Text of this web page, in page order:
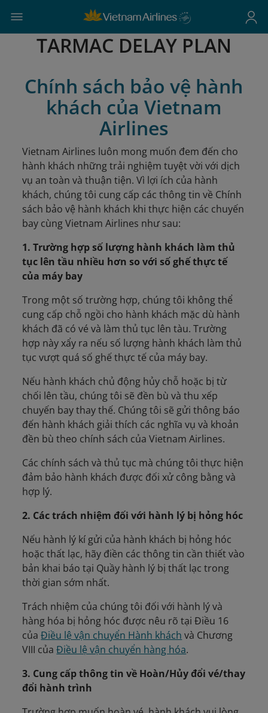
TARMAC DELAY PLAN
Chính sách bảo vệ hành
khách của Vietnam
Airlines
Vietnam Airlines luôn mong muốn đem đến cho
hành khách những trải nghiệm tuyệt vời với dịch
vụ an toàn và thuận tiện. Vì lợi ích của hành
khách, chúng tôi cung cấp các thông tin về Chính
sách bảo vệ hành khách khi thực hiện các chuyến
bay cùng Vietnam Airlines như sau:
1. Trường hợp số lượng hành khách làm thủ
tục lên tầu nhiều hơn so với số ghế thực tế
của máy bay
Trong một số trường hợp, chúng tôi không thể
cung cấp chỗ ngồi cho hành khách mặc dù hành
khách đã có vé và làm thủ tục lên tàu. Trường
hợp này xẩy ra nếu số lượng hành khách làm thủ
tục vượt quá số ghế thực tế của máy bay.
Nếu hành khách chủ động hủy chỗ hoặc bị từ
chối lên tầu, chúng tôi sẽ đền bù và thu xếp
chuyến bay thay thế. Chúng tôi sẽ gửi thông báo
đến hành khách giải thích các nghĩa vụ và khoản
đền bù theo chính sách của Vietnam Airlines.
Các chính sách và thủ tục mà chúng tôi thực hiện
đảm bảo hành khách được đối xử công bằng và
hợp lý.
2. Các trách nhiệm đối với hành lý bị hỏng hóc
Nếu hành lý kí gửi của hành khách bị hỏng hóc
hoặc thất lạc, hãy điền các thông tin cần thiết vào
bản khai báo tại Quầy hành lý bị thất lạc trong
thời gian sớm nhất.
Trách nhiệm của chúng tôi đối với hành lý và
hàng hóa bị hỏng hóc được nêu rõ tại Điều 16
củaĐiều lệ vận chuyển Hành khách và Chương
VIII củaĐiều lệ vận chuyển hàng hóa.
3. Cung cấp thông tin về Hoàn/Hủy đổi vé/thay
đổi hành trình